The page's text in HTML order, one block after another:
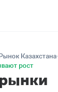
Казахстана
рост